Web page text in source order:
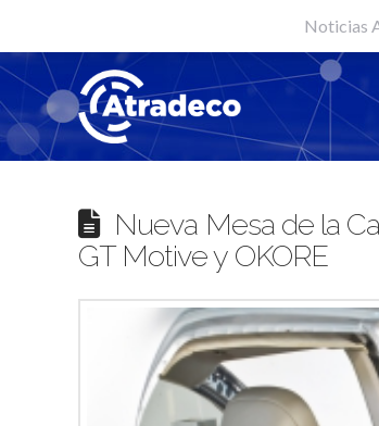
Noticias
Nueva Mesa de la
GT Motive y OKORE